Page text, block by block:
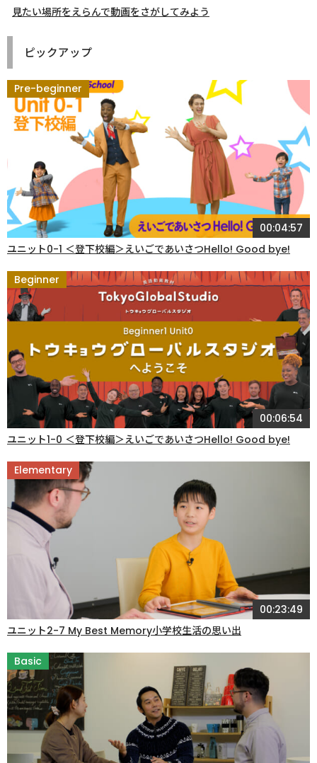
見たい場所をえらんで動画をさがしてみよう
ピックアップ
Pre-beginner
00:04:57
ユニット0-1 ＜登下校編＞えいごであいさつHello! Good bye!
Beginner
00:06:54
ユニット1-0 ＜登下校編＞えいごであいさつHello! Good bye!
Elementary
00:23:49
ユニット2-7 My Best Memory小学校生活の思い出
Basic